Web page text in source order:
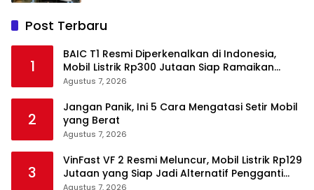
Post Terbaru
1
BAIC T1 Resmi Diperkenalkan di Indonesia,
Mobil Listrik Rp300 Jutaan Siap Ramaikan
Pasar EV
Agustus 7, 2026
2
Jangan Panik, Ini 5 Cara Mengatasi Setir Mobil
yang Berat
Agustus 7, 2026
3
VinFast VF 2 Resmi Meluncur, Mobil Listrik Rp129
Jutaan yang Siap Jadi Alternatif Pengganti
Motor
Agustus 7, 2026